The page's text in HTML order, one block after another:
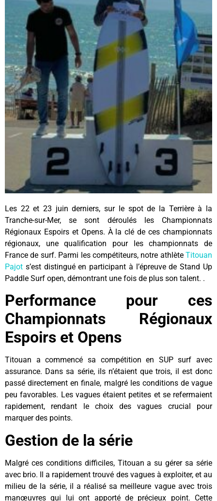
Les 22 et 23 juin derniers, sur le spot de la Terrière à la
Tranche-sur-Mer, se sont déroulés les Championnats
Régionaux Espoirs et Opens. À la clé de ces championnats
régionaux, une qualification pour les championnats de
France de surf. Parmi les compétiteurs, notre athlète Titouan
Pajot s’est distingué en participant à l’épreuve de Stand Up
Paddle Surf open, démontrant une fois de plus son talent. .
Performance pour ces
Championnats Régionaux
Espoirs et Opens
Titouan a commencé sa compétition en SUP surf avec
assurance. Dans sa série, ils n’étaient que trois, il est donc
passé directement en finale, malgré les conditions de vague
peu favorables. Les vagues étaient petites et se refermaient
rapidement, rendant le choix des vagues crucial pour
marquer des points.
Gestion de la série
Malgré ces conditions difficiles, Titouan a su gérer sa série
avec brio. Il a rapidement trouvé des vagues à exploiter, et au
milieu de la série, il a réalisé sa meilleure vague avec trois
manœuvres qui lui ont apporté de précieux point. Cette